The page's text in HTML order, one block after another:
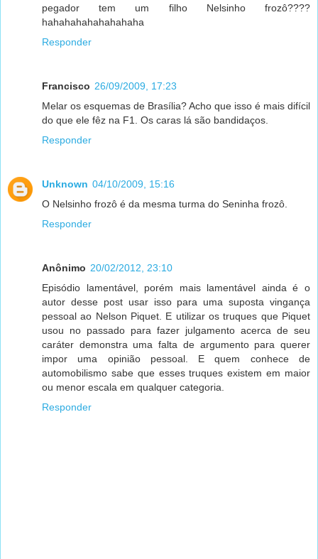
pegador tem um filho Nelsinho frozô????
hahahahahahahahaha
Responder
Francisco 26/09/2009, 17:23
Melar os esquemas de Brasília? Acho que isso é mais difícil
do que ele fêz na F1. Os caras lá são bandidaços.
Responder
Unknown 04/10/2009, 15:16
O Nelsinho frozô é da mesma turma do Seninha frozô.
Responder
Anônimo 20/02/2012, 23:10
Episódio lamentável, porém mais lamentável ainda é o
autor desse post usar isso para uma suposta vingança
pessoal ao Nelson Piquet. E utilizar os truques que Piquet
usou no passado para fazer julgamento acerca de seu
caráter demonstra uma falta de argumento para querer
impor uma opinião pessoal. E quem conhece de
automobilismo sabe que esses truques existem em maior
ou menor escala em qualquer categoria.
Responder